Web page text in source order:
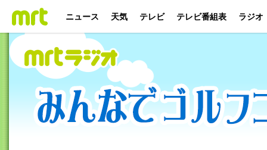
ニュース 天気 テレビ テレビ番組表 ラジオ